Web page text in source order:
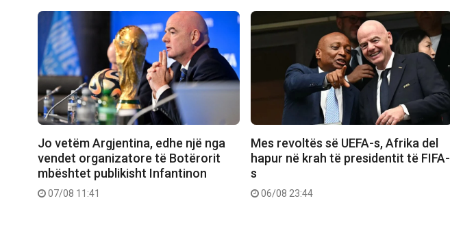
Jo vetëm Argjentina, edhe një nga
vendet organizatore të Botërorit
mbështet publikisht Infantinon
07/08 11:41
Mes revoltës së UEFA-s, Afrika del
hapur në krah të presidentit të FIFA-
s
06/08 23:44